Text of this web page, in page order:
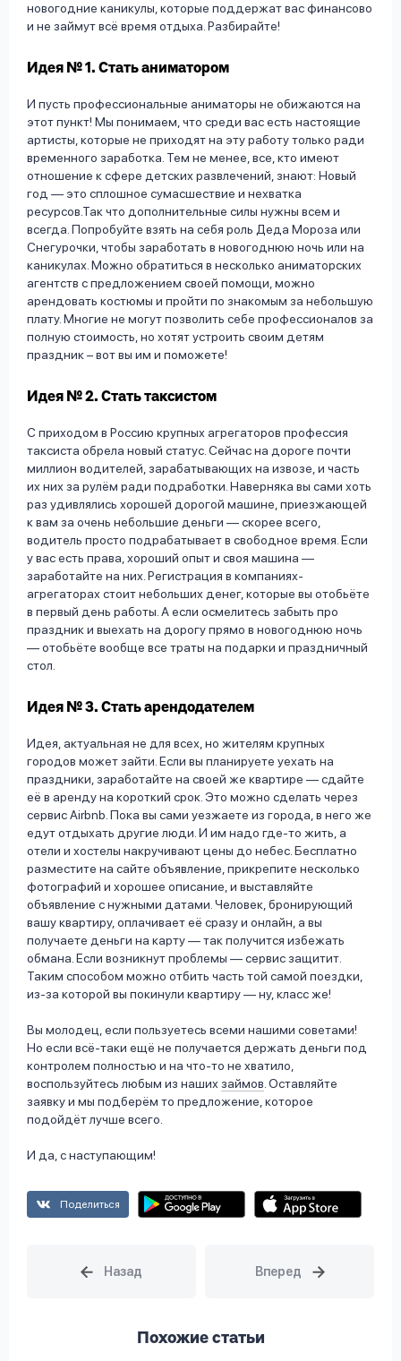
новогодние каникулы, которые поддержат вас финансово
и не займут всё время отдыха. Разбирайте!
Идея № 1. Стать аниматором
И пусть профессиональные аниматоры не обижаются на
этот пункт! Мы понимаем, что среди вас есть настоящие
артисты, которые не приходят на эту работу только ради
временного заработка. Тем не менее, все, кто имеют
отношение к сфере детских развлечений, знают: Новый
год — это сплошное сумасшествие и нехватка
ресурсов.Так что дополнительные силы нужны всем и
всегда. Попробуйте взять на себя роль Деда Мороза или
Снегурочки, чтобы заработать в новогоднюю ночь или на
каникулах. Можно обратиться в несколько аниматорских
агентств с предложением своей помощи, можно
арендовать костюмы и пройти по знакомым за небольшую
плату. Многие не могут позволить себе профессионалов за
полную стоимость, но хотят устроить своим детям
праздник – вот вы им и поможете!
Идея № 2. Стать таксистом
С приходом в Россию крупных агрегаторов профессия
таксиста обрела новый статус. Сейчас на дороге почти
миллион водителей, зарабатывающих на извозе, и часть
их них за рулём ради подработки. Наверняка вы сами хоть
раз удивлялись хорошей дорогой машине, приезжающей
к вам за очень небольшие деньги — скорее всего,
водитель просто подрабатывает в свободное время. Если
у вас есть права, хороший опыт и своя машина —
заработайте на них. Регистрация в компаниях-
агрегаторах стоит небольших денег, которые вы отобьёте
в первый день работы. А если осмелитесь забыть про
праздник и выехать на дорогу прямо в новогоднюю ночь
— отобьёте вообще все траты на подарки и праздничный
стол.
Идея № 3. Стать арендодателем
Идея, актуальная не для всех, но жителям крупных
городов может зайти. Если вы планируете уехать на
праздники, заработайте на своей же квартире — сдайте
её в аренду на короткий срок. Это можно сделать через
сервис Airbnb. Пока вы сами уезжаете из города, в него же
едут отдыхать другие люди. И им надо где-то жить, а
отели и хостелы накручивают цены до небес. Бесплатно
разместите на сайте объявление, прикрепите несколько
фотографий и хорошее описание, и выставляйте
объявление с нужными датами. Человек, бронирующий
вашу квартиру, оплачивает её сразу и онлайн, а вы
получаете деньги на карту — так получится избежать
обмана. Если возникнут проблемы — сервис защитит.
Таким способом можно отбить часть той самой поездки,
из-за которой вы покинули квартиру — ну, класс же!
Вы молодец, если пользуетесь всеми нашими советами!
Но если всё-таки ещё не получается держать деньги под
контролем полностью и на что-то не хватило,
воспользуйтесь любым из нашихзаймов. Оставляйте
заявку и мы подберём то предложение, которое
подойдёт лучше всего.
И да, с наступающим!
Поделиться
Похожие статьи